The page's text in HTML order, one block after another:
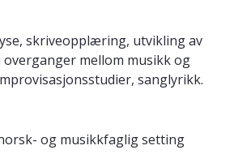
skriveopplæring, utvikling av
mellom musikk og
sanglyrikk.
og musikkfaglig setting